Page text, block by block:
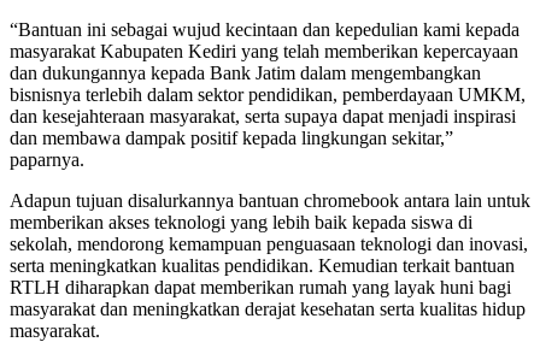
“Bantuan ini sebagai wujud kecintaan dan kepedulian kami kepada
masyarakat Kabupaten Kediri yang telah memberikan kepercayaan
dan dukungannya kepada Bank Jatim dalam mengembangkan
bisnisnya terlebih dalam sektor pendidikan, pemberdayaan UMKM,
dan kesejahteraan masyarakat, serta supaya dapat menjadi inspirasi
dan membawa dampak positif kepada lingkungan sekitar,”
paparnya.
Adapun tujuan disalurkannya bantuan chromebook antara lain untuk
memberikan akses teknologi yang lebih baik kepada siswa di
sekolah, mendorong kemampuan penguasaan teknologi dan inovasi,
serta meningkatkan kualitas pendidikan. Kemudian terkait bantuan
RTLH diharapkan dapat memberikan rumah yang layak huni bagi
masyarakat dan meningkatkan derajat kesehatan serta kualitas hidup
masyarakat.